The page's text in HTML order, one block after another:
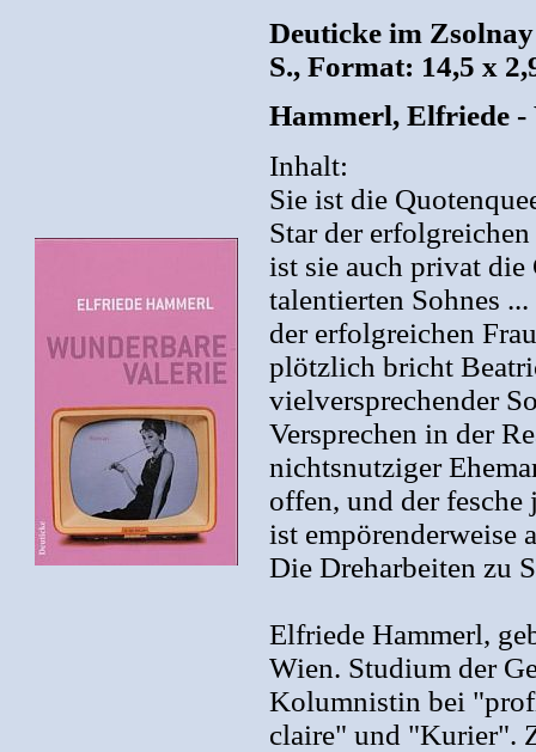
Deuticke im
S., Format: 14,5 x
Hammerl, Elfriede -
Inhalt:
Sie ist die
Star der
ist sie auch privat
talentierten Sohnes
der erfolgreichen
plötzlich bricht
vielversprechender
Versprechen in der
nichtsnutziger
offen, und der
ist empörenderweise
Die Dreharbeiten zu
Elfriede Hammerl,
Wien. Studium der
Kolumnistin bei
claire" und "Kurier".